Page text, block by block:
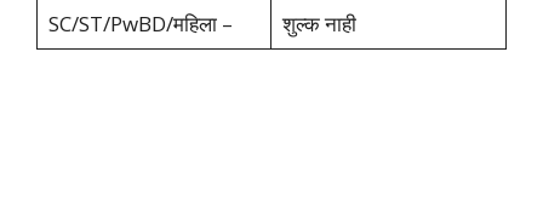
SC/ST/PwBD/महिला –
शुल्क नाही